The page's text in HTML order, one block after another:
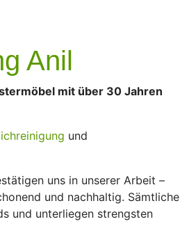
Anil
mit über 30 Jahren
und
uns in unserer Arbeit –
und nachhaltig. Sämtliche
und unterliegen strengsten